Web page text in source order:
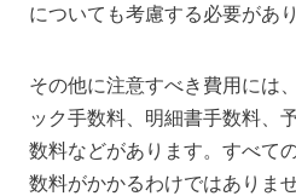
についても考慮する必要があり
その他に注意すべき費用には
ック手数料、明細書手数料、
数料などがあります。すべて
数料がかかるわけではありま